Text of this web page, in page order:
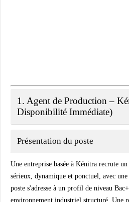
1. Agent de Production –
Disponibilité Immédiate)
Présentation du poste
Une entreprise basée à Kénitra recrute
sérieux, dynamique et ponctuel, avec
poste s'adresse à un profil de niveau
environnement industriel structuré. Une